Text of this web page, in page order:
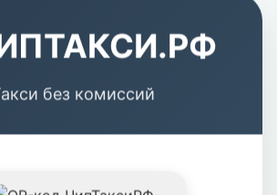
без комиссий